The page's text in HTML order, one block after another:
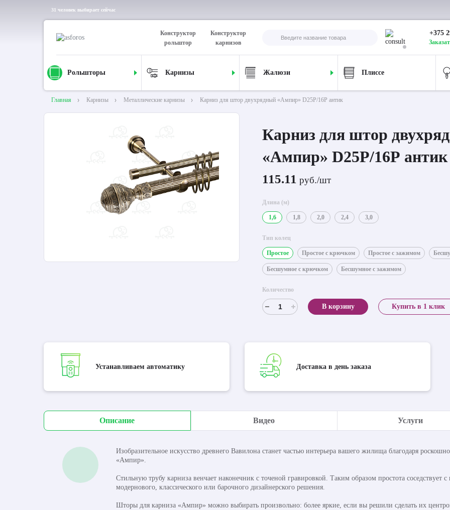
31 человек выбирает сейчас
Конструктор
рольштор
Конструктор
карнизов
+375
Рольшторы Карнизы Жалюзи Плиссе
Главная Карнизы Металлические карнизы Карниз для штор двухрядный «Ампир» D25Р/16Р антик
Карниз для штор
«Ампир» D25Р/16Р антик
115.11 руб./шт
Длина (м)
1,6 1,8 2,0 2,4 3,0
Тип колец
Простое Простое с крючком Простое с зажимом
Бесшумное с крючком Бесшумное с зажимом
Количество
В корзину Купить в 1 клик
Устанавливаем автоматику Доставка в день заказа
Описание Видео Услуги
Изобразительное искусство древнего Вавилона станет частью интерьера вашего жилища благодаря
«Ампир».
Стильную трубу карниза венчает наконечник с точеной гравировкой. Таким образом простота соседствует
модернового, классического или барочного дизайнерского решения.
Шторы для карниза «Ампир» можно выбирать произвольно: более яркие, если вы решили сделать их